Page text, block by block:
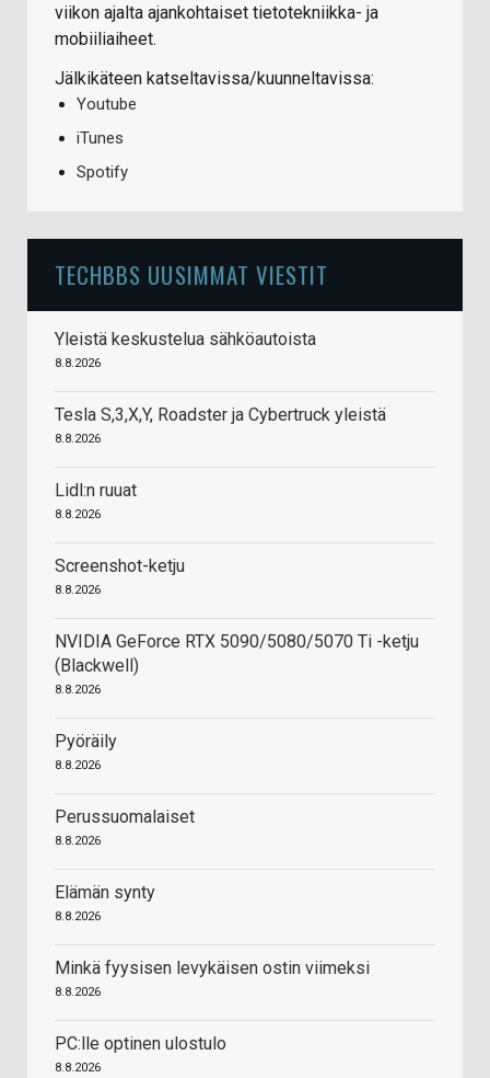
viikon ajalta ajankohtaiset tietotekniikka- ja
mobiiliaiheet.
Jälkikäteen katseltavissa/kuunneltavissa:
Youtube
iTunes
Spotify
TECHBBS UUSIMMAT VIESTIT
Yleistä keskustelua sähköautoista
8.8.2026
Tesla S,3,X,Y, Roadster ja Cybertruck yleistä
8.8.2026
Lidl:n ruuat
8.8.2026
Screenshot-ketju
8.8.2026
NVIDIA GeForce RTX 5090/5080/5070 Ti -ketju
(Blackwell)
8.8.2026
Pyöräily
8.8.2026
Perussuomalaiset
8.8.2026
Elämän synty
8.8.2026
Minkä fyysisen levykäisen ostin viimeksi
8.8.2026
PC:lle optinen ulostulo
8.8.2026